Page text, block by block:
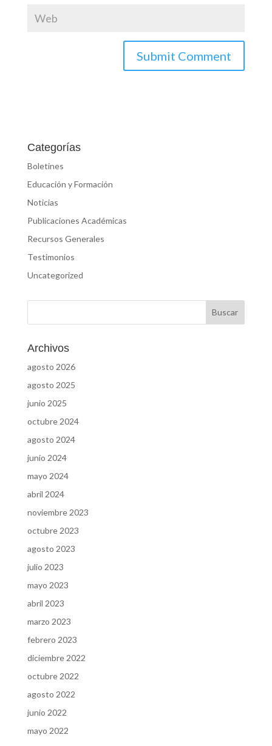
Categorías
Boletines
Educación y Formación
Noticias
Publicaciones Académicas
Recursos Generales
Testimonios
Uncategorized
Archivos
agosto 2026
agosto 2025
junio 2025
octubre 2024
agosto 2024
junio 2024
mayo 2024
abril 2024
noviembre 2023
octubre 2023
agosto 2023
julio 2023
mayo 2023
abril 2023
marzo 2023
febrero 2023
diciembre 2022
octubre 2022
agosto 2022
junio 2022
mayo 2022